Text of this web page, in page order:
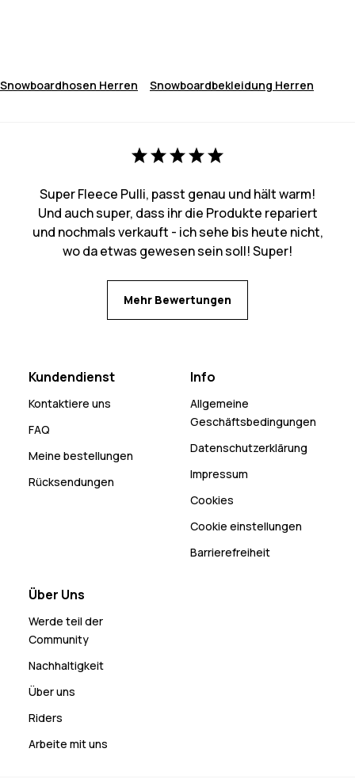
Snowboardhosen Herren Snowboardbekleidung Herren
Super Fleece Pulli, passt genau und hält warm!
Und auch super, dass ihr die Produkte repariert
und nochmals verkauft - ich sehe bis heute nicht,
wo da etwas gewesen sein soll! Super!
Mehr Bewertungen
Kundendienst
Kontaktiere uns
FAQ
Meine bestellungen
Rücksendungen
Info
Allgemeine
Geschäftsbedingungen
Datenschutzerklärung
Impressum
Cookies
Cookie einstellungen
Barrierefreiheit
Über Uns
Werde teil der
Community
Nachhaltigkeit
Über uns
Riders
Arbeite mit uns